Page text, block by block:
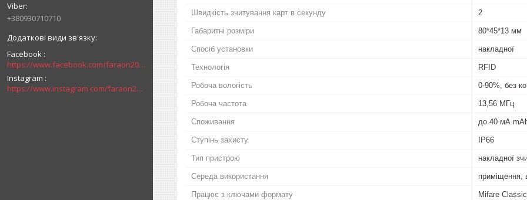
+380930710710
Facebook
https://www.facebook.com/faraon2000ck/
Instagram
https://www.instagram.com/faraon2000com/
Швидкість зчитування карт в секунду 2
Габаритні розміри 80*45*13 мм
Спосіб установки накладної
Технологія RFID
Робоча вологість 0-90%, без
Робоча частота 13,56 МГц
Споживання до 40 мА
Ступінь захисту IP66
Тип пристрою накладної
Середа використання приміщення,
Працює з ключами формату
Mifare